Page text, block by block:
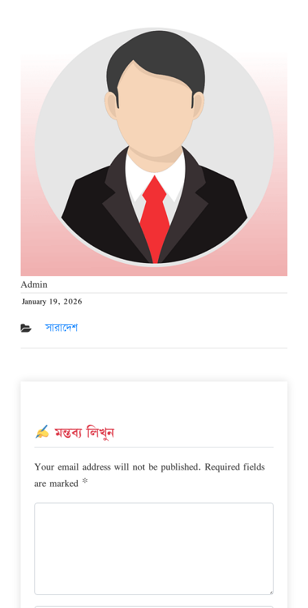
Admin
Posted
on
January 19, 2026
সারাদেশ
মন্তব্য লিখুন
Your email address will not be published. Required fields
are marked *